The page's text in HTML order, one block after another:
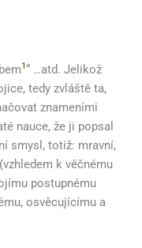
1“ …atd. Jelikož
tedy zvláště ta,
znameními
nauce, že ji popsal
smysl, totiž: mravní,
k věčnému
postupnému
osvěcujícímu a